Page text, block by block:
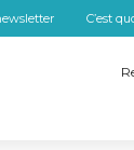
C’est